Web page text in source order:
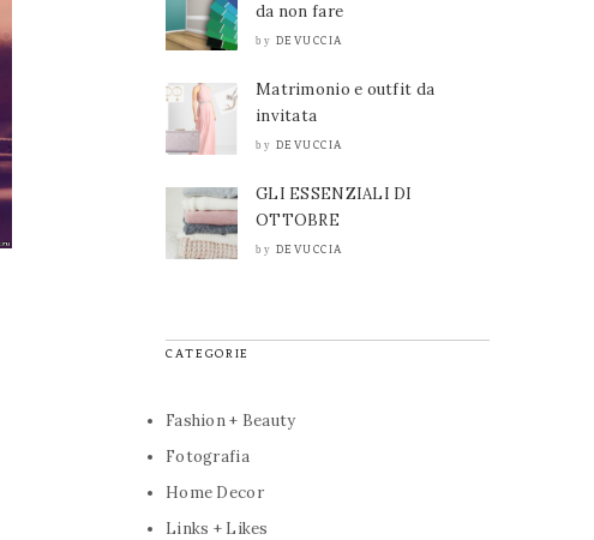
da non fare
by DEVUCCIA
Matrimonio e outfit da
invitata
by DEVUCCIA
GLI ESSENZIALI DI
OTTOBRE
by DEVUCCIA
CATEGORIE
Fashion + Beauty
Fotografia
Home Decor
Links + Likes